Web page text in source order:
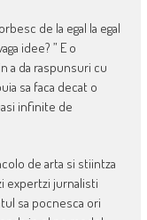
de la egal la egal
idee? ” E o
a da raspunsuri cu
sa faca decat o
infinite de
de arta si stiintza
expertzi jurnalisti
sa pocnesca ori